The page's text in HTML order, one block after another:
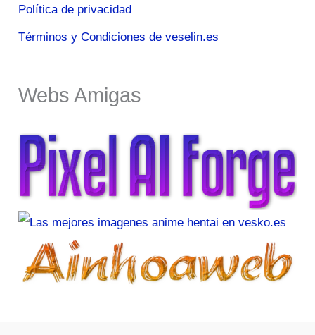
Política de privacidad
Términos y Condiciones de veselin.es
Webs Amigas